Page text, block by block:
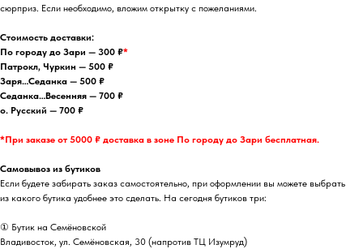
сюрприз. Если необходимо, вложим открытку с пожеланиями.
Стоимость доставки:
По городу до Зари — 300 ₽*
Патрокл, Чуркин — 500 ₽
Заря…Седанка — 500 ₽
Седанка…Весенняя — 700 ₽
о. Русский — 700 ₽
*При заказе от 5000 ₽ доставка в зоне По городу до Зари бесплатная.
Самовывоз из бутиков
Если будете забирать заказ самостоятельно, при оформлении вы можете выбрать
из какого бутика удобнее это сделать. На сегодня бутиков три:
① Бутик на Семёновской
Владивосток, ул. Семёновская, 30 (напротив ТЦ Изумруд)